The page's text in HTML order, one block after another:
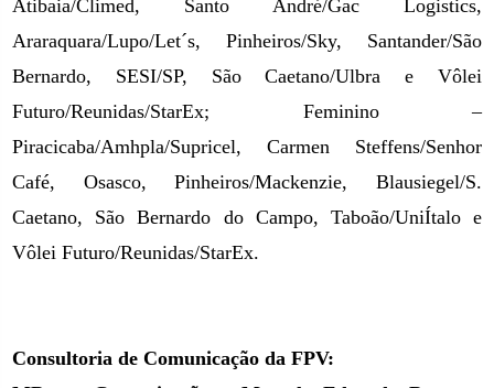
Atibaia/Climed, Santo André/Gac Logistics,
Araraquara/Lupo/Let´s, Pinheiros/Sky, Santander/São
Bernardo, SESI/SP, São Caetano/Ulbra e Vôlei
Futuro/Reunidas/StarEx; Feminino –
Piracicaba/Amhpla/Supricel, Carmen Steffens/Senhor
Café, Osasco, Pinheiros/Mackenzie, Blausiegel/S.
Caetano, São Bernardo do Campo, Taboão/UniÍtalo e
Vôlei Futuro/Reunidas/StarEx.
Consultoria de Comunicação da FPV: